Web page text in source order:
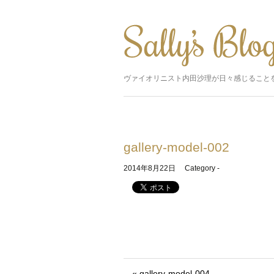
ヴァイオリニスト内田沙理が日々感じること
gallery-model-002
2014年8月22日 Category -